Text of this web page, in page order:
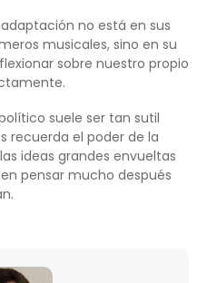
no está en sus
musicales, sino en su
sobre nuestro propio
suele ser tan sutil
recuerda el poder de la
ideas grandes envueltas
pensar mucho después